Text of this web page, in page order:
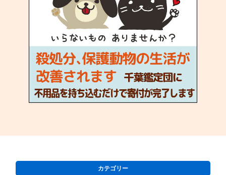
カテゴリー